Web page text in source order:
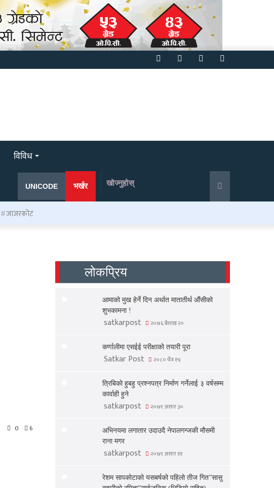
YouTube
Twitter
Facebook
विविध
भर्खर
UNICODE
जाजरकोट
0 6
लोकप्रिय
आमाको मुख हेर्ने दिन अर्थात मातातीर्थ औंसीको
शुभकामना !
satkarpost २०७६ बैशाख २०
कर्णालीमा एसईई परीक्षाको तयारी पूरा
Satkar Post २०८० चैत्र १४
त्रिबिको हुबहु प्रश्नपत्र निर्माण गर्नेलाई ३ वर्षसम्म
कार्वाही हुने
satkarpost २०७९ असार ३०
अभिनयमा लगातार उदाउदै नेपालगन्जकी मौसमी
राना मगर
satkarpost २०७९ असार ११
रेशम सापकोटाको यसबर्षको पहिलो तीज गित”सासु